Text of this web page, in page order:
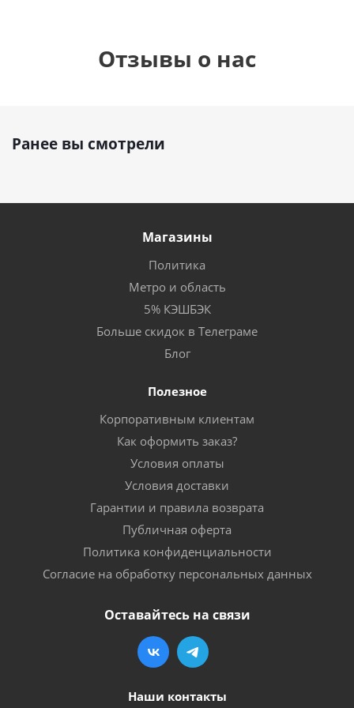
Отзывы о нас
Ранее вы смотрели
Магазины
Политика
Метро и область
5% КЭШБЭК
Больше скидок в Телеграме
Блог
Полезное
Корпоративным клиентам
Как оформить заказ?
Условия оплаты
Условия доставки
Гарантии и правила возврата
Публичная оферта
Политика конфиденциальности
Согласие на обработку персональных данных
Оставайтесь на связи
Наши контакты